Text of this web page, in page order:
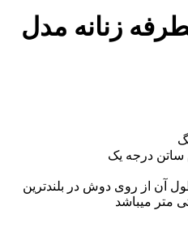
یکطرفه زنانه مدل
ساتن درجه یک
آن از روی دوش در بلندترین